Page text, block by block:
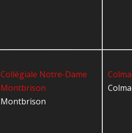
Collégiale Notre-Dame
Montbrison
Montbrison